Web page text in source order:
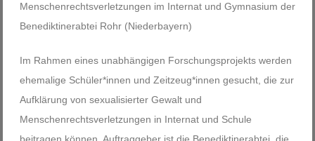
Menschenrechtsverletzungen im Internat und Gymnasium der
Benediktinerabtei Rohr (Niederbayern)
Im Rahmen eines unabhängigen Forschungsprojekts werden
ehemalige Schüler*innen und Zeitzeug*innen gesucht, die zur
Aufklärung von sexualisierter Gewalt und
Menschenrechtsverletzungen in Internat und Schule